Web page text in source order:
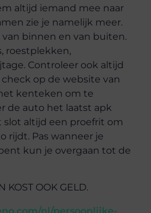
altijd iemand mee naar
zie je namelijk meer.
binnen en van buiten.
roestplekken,
Controleer ook altijd
op de website van
kenteken om te
de auto het laatst apk
slot altijd een proefrit om
rijdt. Pas wanneer je
kun je overgaan tot de
KOST OOK GELD.